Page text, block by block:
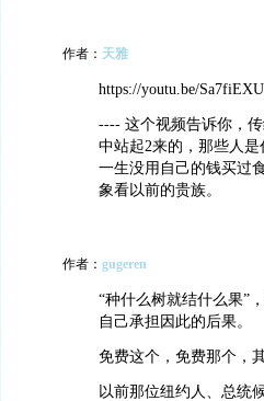
作者： 天雅
https://youtu.be/
---- 这个视频告诉你，
中站起2来的，那些人
一生没用自己的钱买过
象看以前的贵族。
作者： gugeren
“种什么树就结什么果”
自己承担因此的后果。
免费这个，免费那个，
以前那位纽约人、总统